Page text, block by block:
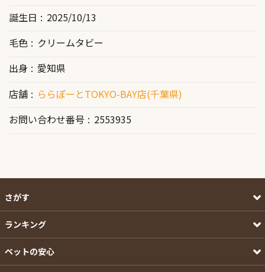
誕生日
2025/10/13
毛色
クリームタビー
出身
愛知県
店舗
ららぽーとTOKYO-BAY店(千葉県)
お問い合わせ番号
2553935
さがす
ランキング
ペットの安心